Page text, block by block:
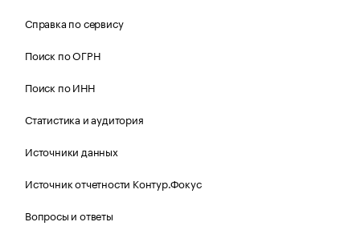
Справка по сервису
Поиск по ОГРН
Поиск по ИНН
Статистика и аудитория
Источники данных
Источник отчетности Контур.Фокус
Вопросы и ответы